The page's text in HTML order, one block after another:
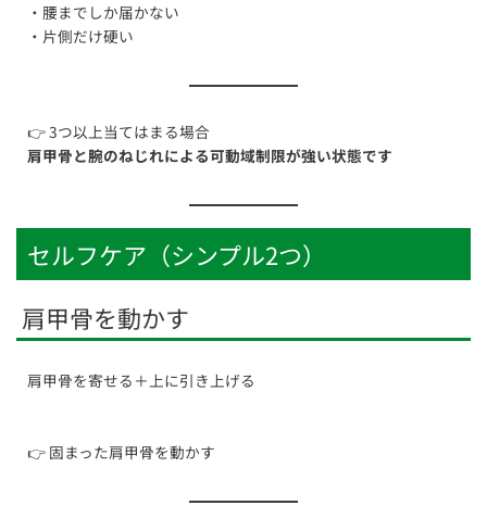
・腰までしか届かない
・片側だけ硬い
👉 3つ以上当てはまる場合
肩甲骨と腕のねじれによる可動域制限が強い状態です
セルフケア（シンプル2つ）
肩甲骨を動かす
肩甲骨を寄せる＋上に引き上げる
👉 固まった肩甲骨を動かす